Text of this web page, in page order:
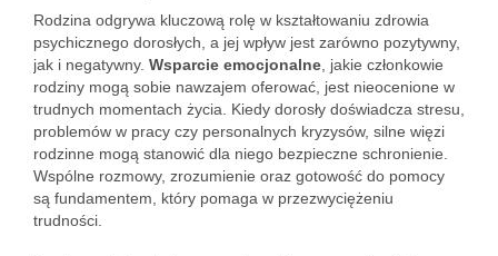
Rodzina odgrywa kluczową rolę w kształtowaniu zdrowia
psychicznego dorosłych, a jej wpływ jest zarówno pozytywny,
jak i negatywny. Wsparcie emocjonalne , jakie członkowie
rodziny mogą sobie nawzajem oferować, jest nieocenione w
trudnych momentach życia. Kiedy dorosły doświadcza stresu,
problemów w pracy czy personalnych kryzysów, silne więzi
rodzinne mogą stanowić dla niego bezpieczne schronienie.
Wspólne rozmowy, zrozumienie oraz gotowość do pomocy
są fundamentem, który pomaga w przezwyciężeniu
trudności.